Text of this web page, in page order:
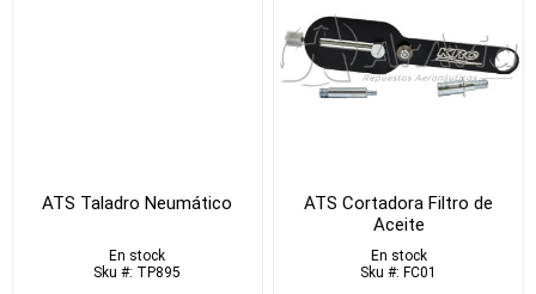
ATS Taladro Neumático
En stock
Sku #: TP895
ATS Cortadora Filtro de
Aceite
En stock
Sku #: FC01